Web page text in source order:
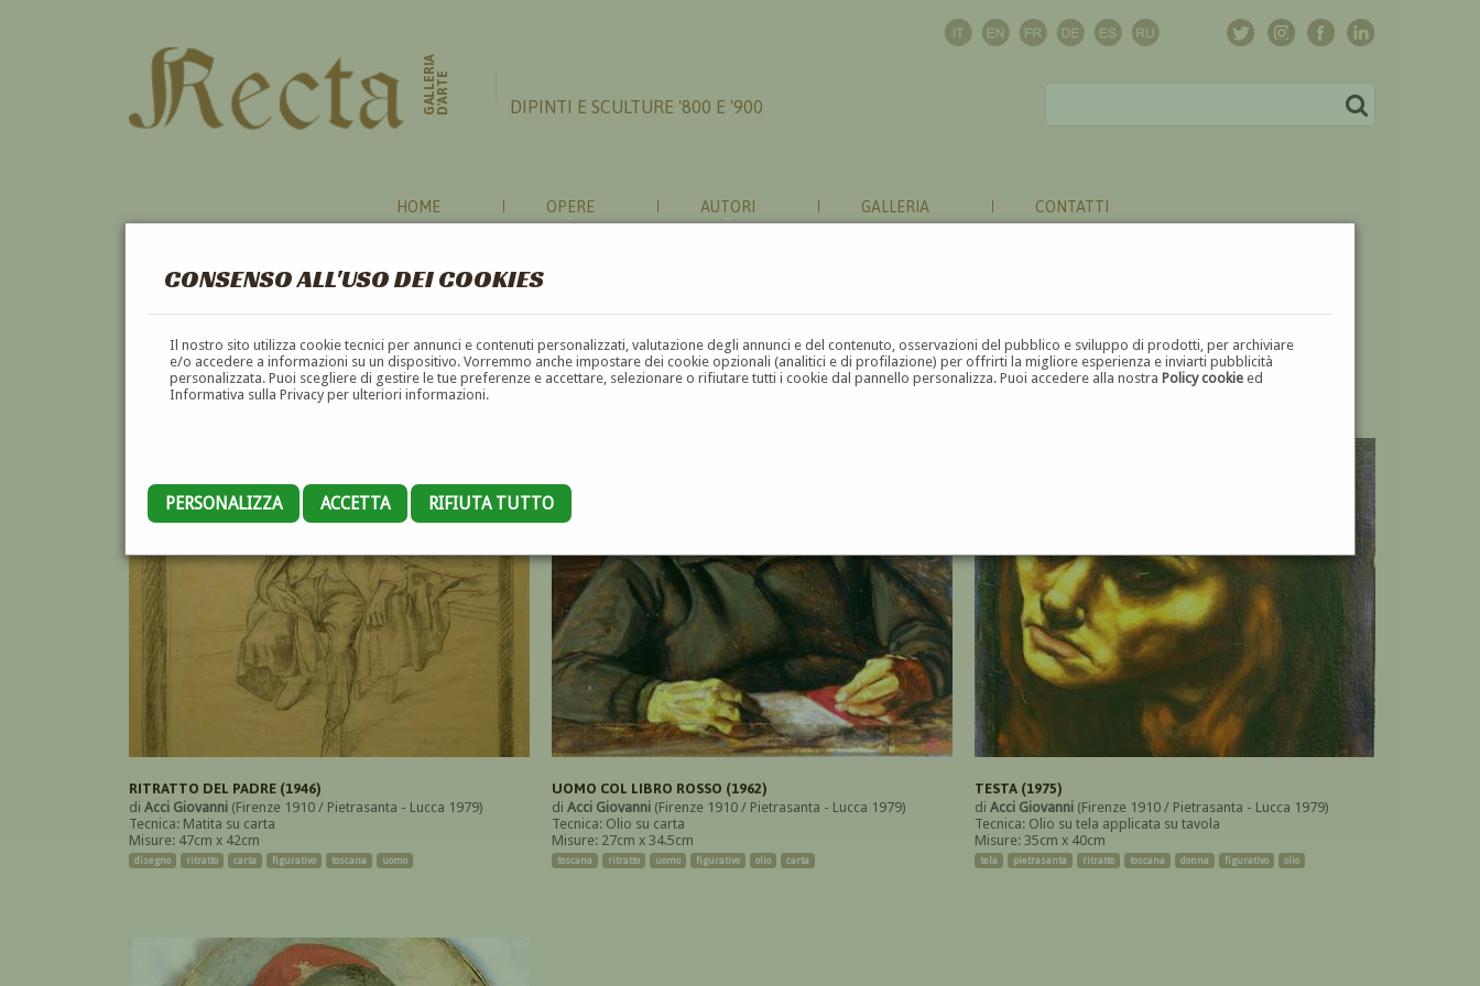
CONSENSO ALL'USO DEI COOKIES
Il nostro sito utilizza cookie tecnici per annunci e contenuti personalizzati, valutazione degli annunci e del contenuto, osservazioni del pubblico e sviluppo di prodotti, per archiviare
e/o accedere a informazioni su un dispositivo. Vorremmo anche impostare dei cookie opzionali (analitici e di profilazione) per offrirti la migliore esperienza e inviarti pubblicità
personalizzata. Puoi scegliere di gestire le tue preferenze e accettare, selezionare o rifiutare tutti i cookie dal pannello personalizza. Puoi accedere alla nostraPolicy cookie ed
Informativa sulla Privacy per ulteriori informazioni.
PERSONALIZZA ACCETTA RIFIUTA TUTTO
GALLERIAD'ARTE DIPINTI E SCULTURE '800 E '900
HOME OPERE AUTORI GALLERIA CONTATTI
RITRATTO
A B C D E F G H I J K L M N O P Q R S T U V W X Y Z ⬅
RITRATTO DEL PADRE (1946)
di Acci Giovanni (Firenze 1910 / Pietrasanta - Lucca 1979)
Tecnica: Matita su carta
Misure: 47cm x 42cm
disegno ritratto carta figurativo toscana uomo
UOMO COL LIBRO ROSSO (1962)
di Acci Giovanni (Firenze 1910 / Pietrasanta - Lucca 1979)
Tecnica: Olio su carta
Misure: 27cm x 34.5cm
toscana ritratto uomo figurativo olio carta
TESTA (1975)
di Acci Giovanni (Firenze 1910 / Pietrasanta - Lucca 1979)
Tecnica: Olio su tela applicata su tavola
Misure: 35cm x 40cm
tela pietrasanta ritratto toscana donna figurativo olio